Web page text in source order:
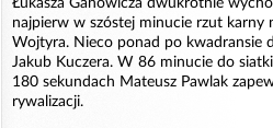
Łukasza Ganowicza dwukrotnie
najpierw w szóstej minucie rzut karny
Wojtyra. Nieco ponad po kwadransie
Jakub Kuczera. W 86 minucie do
180 sekundach Mateusz Pawlak
rywalizacji.